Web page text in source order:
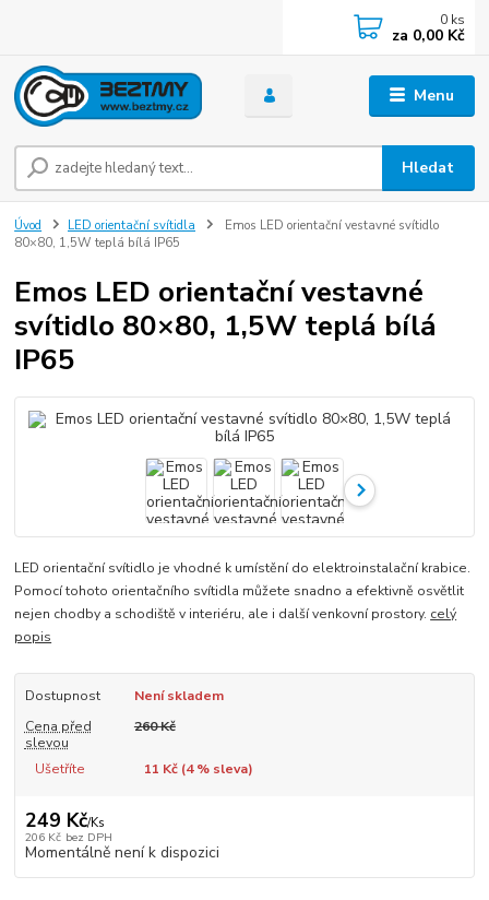
Menu
Hledat
0 ks
za 0,00 Kč
Úvod LED orientační svítidla
Emos LED orientační vestavné svítidlo
80×80, 1,5W teplá bílá IP65
Emos LED orientační vestavné
svítidlo 80×80, 1,5W teplá bílá
IP65
LED orientační svítidlo je vhodné k umístění do elektroinstalační krabice.
Pomocí tohoto orientačního svítidla můžete snadno a efektivně osvětlit
nejen chodby a schodiště v interiéru, ale i další venkovní prostory. celý
popis
Dostupnost
Není skladem
Cena před
slevou
260 Kč
Ušetříte 11 Kč (4% sleva)
249 Kč/Ks
206 Kč bez DPH
Momentálně není k dispozici